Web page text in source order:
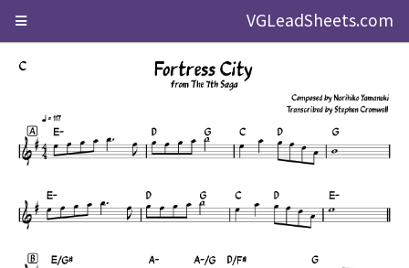
VGLeadSheets.com